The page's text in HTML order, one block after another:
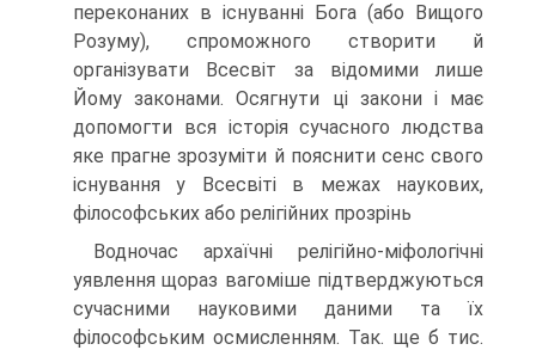
перекона­них в існуванні Бога (або Вищого
Розуму), спроможного створити й
організувати Всесвіт за відомими лише
Йому законами. Осягнути ці закони і має
допомогти вся історія сучасного людства
яке прагне зрозуміти й пояснити сенс свого
існування у Всесвіті в межах наукових,
філософських або релігійних прозрінь
Водночас архаїчні релігійно-міфологічні
уявлення щораз вагоміше під­тверджуються
сучасними науковими даними та їх
філософським осмисленням. Так. ще б тис.